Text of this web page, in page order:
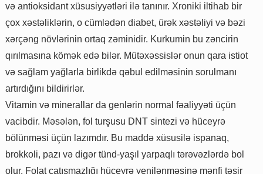
və antioksidant xüsusiyyətləri ilə tanınır. Xroniki iltihab bir
çox xəstəliklərin, o cümlədən diabet, ürək xəstəliyi və bəzi
xərçəng növlərinin ortaq zəminidir. Kurkumin bu zəncirin
qırılmasına kömək edə bilər. Mütəxəssislər onun qara istiot
və sağlam yağlarla birlikdə qəbul edilməsinin sorulmanı
artırdığını bildirirlər.
Vitamin və minerallar da genlərin normal fəaliyyəti üçün
vacibdir. Məsələn, fol turşusu DNT sintezi və hüceyrə
bölünməsi üçün lazımdır. Bu maddə xüsusilə ispanaq,
brokkoli, pazı və digər tünd-yaşıl yarpaqlı tərəvəzlərdə bol
olur. Folat çatışmazlığı hüceyrə yenilənməsinə mənfi təsir